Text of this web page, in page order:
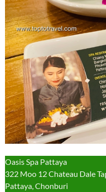
Oasis Spa Pattaya
322 Moo 12 Chateau Dale
Pattaya, Chonburi